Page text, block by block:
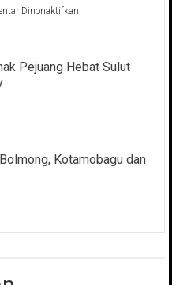
Dinonaktifkanpada
Safari
dengan
Masyarakat
Pejuang Hebat Sulut
Kotamobagu dan